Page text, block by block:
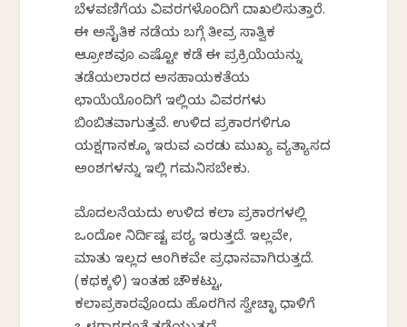
ಬೆಳವಣಿಗೆಯ ವಿವರಗಳೊಂದಿಗೆ ದಾಖಲಿಸುತ್ತಾರೆ.
ಈ ಅನೈತಿಕ ನಡೆಯ ಬಗ್ಗೆ ತೀವ್ರ ಸಾತ್ವಿಕ
ಆಕ್ರೋಶವೂ ಎಷ್ಟೋ ಕಡೆ ಈ ಪ್ರಕ್ರಿಯೆಯನ್ನು
ತಡೆಯಲಾರದ ಅಸಹಾಯಕತೆಯ
ಛಾಯೆಯೊಂದಿಗೆ ಇಲ್ಲಿಯ ವಿವರಗಳು
ಬಿಂಬಿತವಾಗುತ್ತವೆ. ಉಳಿದ ಪ್ರಕಾರಗಳಿಗೂ
ಯಕ್ಷಗಾನಕ್ಕೂ ಇರುವ ಎರಡು ಮುಖ್ಯ ವ್ಯತ್ಯಾಸದ
ಅಂಶಗಳನ್ನು ಇಲ್ಲಿ ಗಮನಿಸಬೇಕು.
ಮೊದಲನೆಯದು ಉಳಿದ ಕಲಾ ಪ್ರಕಾರಗಳಲ್ಲಿ
ಒಂದೋ ನಿರ್ದಿಷ್ಟ ಪಠ್ಯ ಇರುತ್ತದೆ. ಇಲ್ಲವೇ,
ಮಾತು ಇಲ್ಲದ ಆಂಗಿಕವೇ ಪ್ರಧಾನವಾಗಿರುತ್ತದೆ.
(ಕಥಕ್ಕಳಿ) ಇಂತಹ ಚೌಕಟ್ಟು,
ಕಲಾಪ್ರಕಾರವೊಂದು ಹೊರಗಿನ ಸ್ವೇಚ್ಛಾ ಧಾಳಿಗೆ